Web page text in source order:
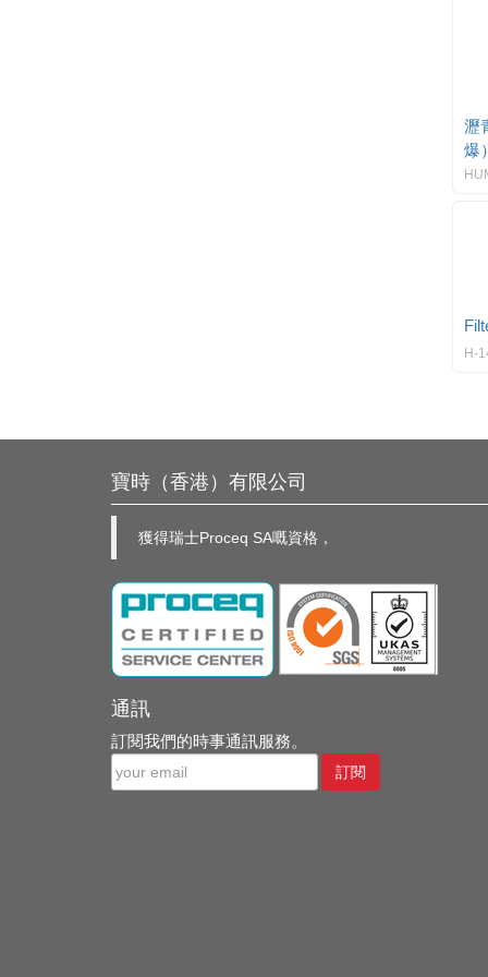
瀝
爆
H-
寶時（香港）有限公司
獲得瑞士Proceq SA嘅資格，
通訊
訂閱我們的時事通訊服務。
訂閱